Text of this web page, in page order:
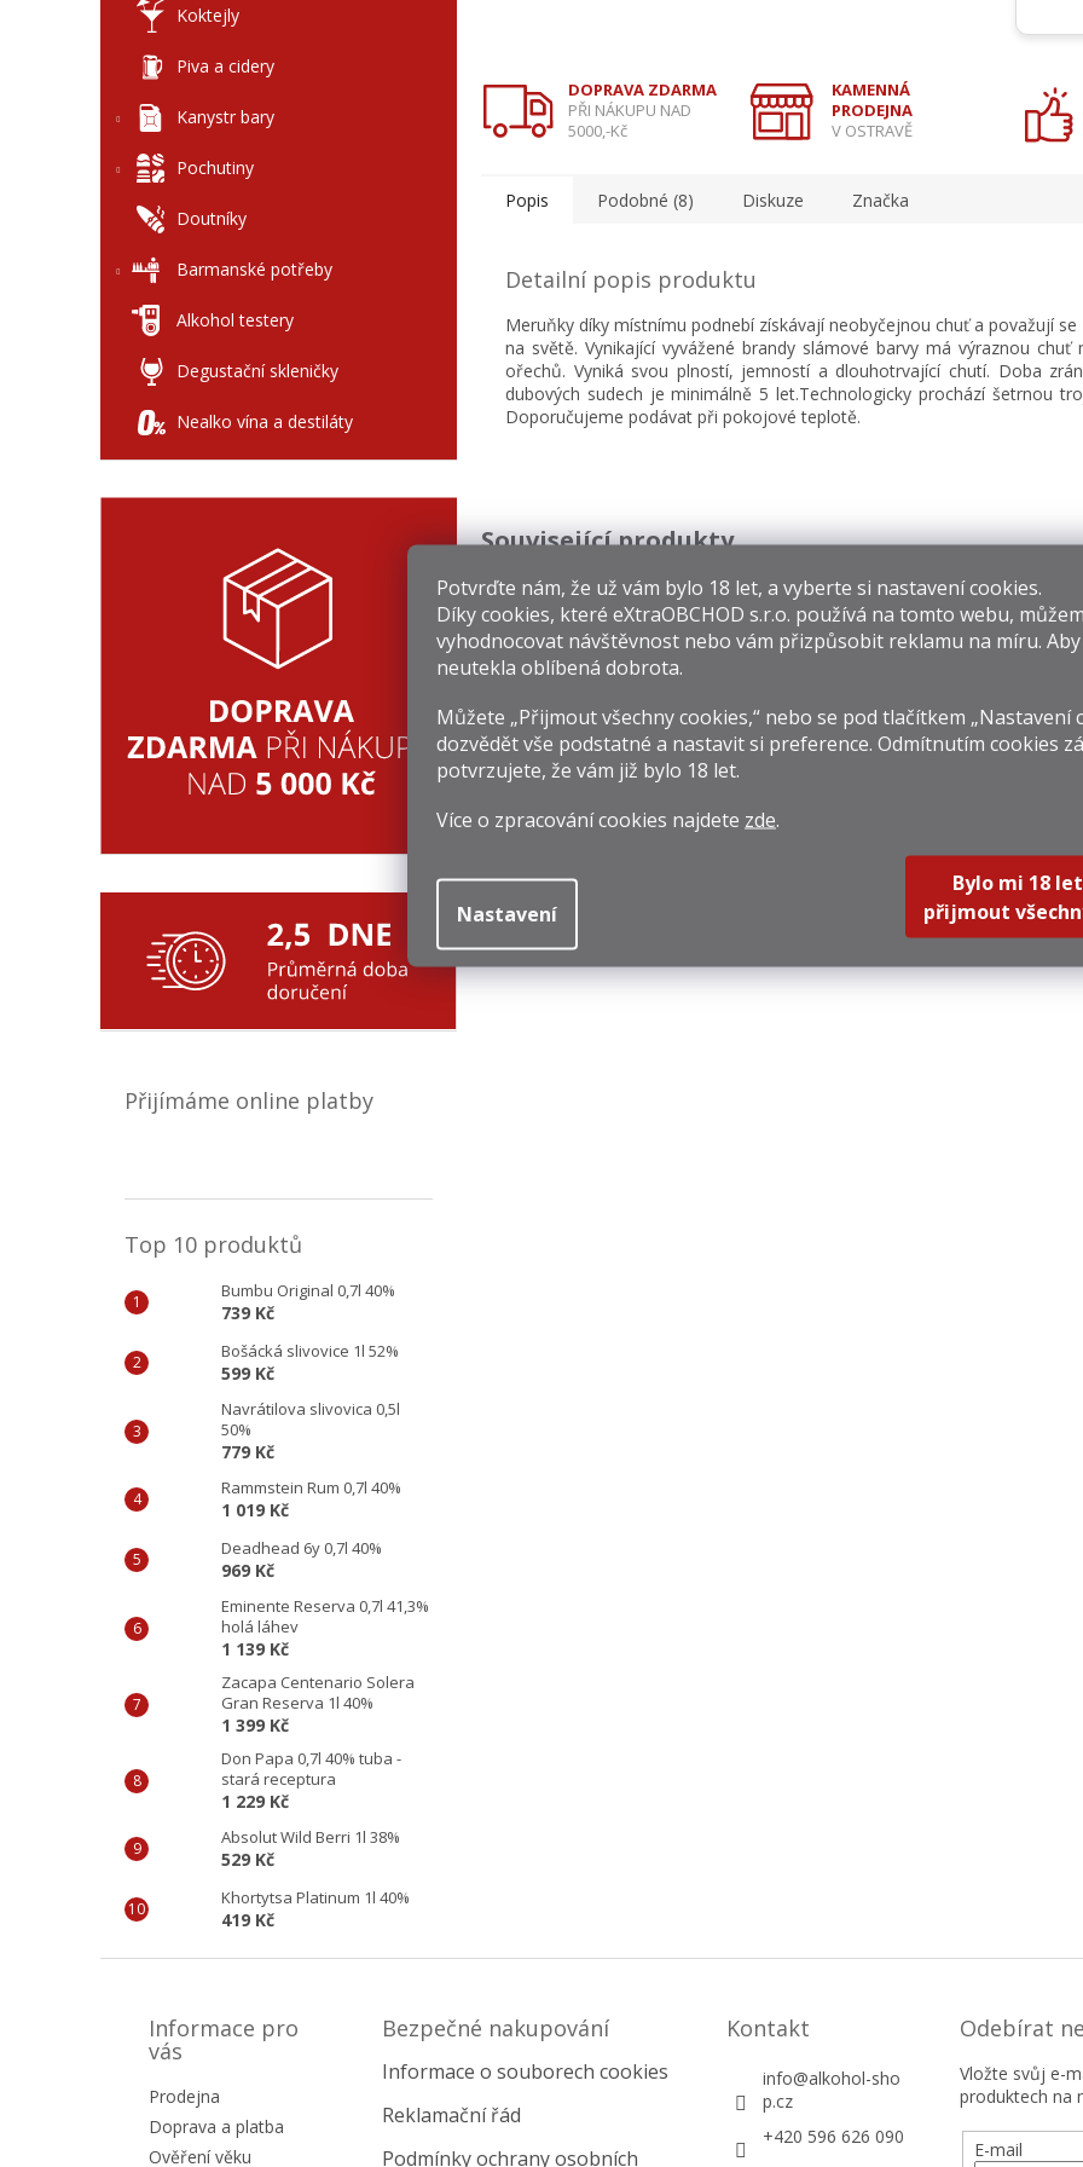
Potvrďte nám​​, že už vám bylo 18 let, a vyberte si nastavení cookies.
Díky cookies, které eXtraOBCHOD s.r.o. používá na tomto webu,
vyhodnocovat návštěvnost nebo vám přizpůsobit reklamu na míru. Aby
neutekla oblíbená dobrota.
Můžete „Přijmout všechny cookies,“ nebo se pod tlačítkem „Nastavení
dozvědět vše podstatné a nastavit si preference. Odmítnutím cookies
potvrzujete, že vám již bylo 18 let.
Více o zpracování cookies najdete zde.
Nastavení
Bylo mi 18
přijmout
Koktejly
Piva a cidery
Kanystr bary
Pochutiny
Doutníky
Barmanské potřeby
Alkohol testery
Degustační skleničky
Nealko vína a destiláty
Přijímáme online platby
Top 10 produktů
Bumbu Original 0,7l 40%
739 Kč
Bošácká slivovice 1l 52%
599 Kč
Navrátilova slivovica 0,5l
50%
779 Kč
Rammstein Rum 0,7l 40%
1 019 Kč
Deadhead 6y 0,7l 40%
969 Kč
Eminente Reserva 0,7l 41,3%
holá láhev
1 139 Kč
Zacapa Centenario Solera
Gran Reserva 1l 40%
1 399 Kč
Don Papa 0,7l 40% tuba -
stará receptura
1 229 Kč
Absolut Wild Berri 1l 38%
529 Kč
Khortytsa Platinum 1l 40%
419 Kč
DOPRAVA ZDARMA
PŘI NÁKUPU NAD
5000,-Kč
KAMENNÁ
PRODEJNA
V OSTRAVĚ
Popis Podobné (8) Diskuze Značka
Detailní popis produktu
Meruňky díky místnímu podnebí získávají neobyčejnou chuť a považují se
na světě. Vynikající vyvážené brandy slámové barvy má výraznou chuť
ořechů. Vyniká svou plností, jemností a dlouhotrvající chutí. Doba
dubových sudech je minimálně 5 let.Technologicky prochází šetrnou
Doporučujeme podávat při pokojové teplotě.
Související produkty
Sarajishvili Tikhari
0,5l 40%
399 Kč
Do košíku
Ijevan "Hlava Orla"
cena:
Do
Informace pro
vás
Prodejna
Doprava a platba
Ověření věku
Bezpečné nakupování
Informace o souborech cookies
Reklamační řád
Podmínky ochrany osobních
Kontakt
info@alkohol-sho
p.cz
+420 596 626 090
Odebírat
Vložte svůj e-
produktech na
E-mail